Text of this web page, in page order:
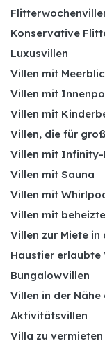
Konservative
Luxusvillen
Villen mit
Villen mit
Villen mit
Villen, die für
Villen mit Infinity-
Villen mit Sauna
Villen mit
Villen mit
Villen zur Miete in
Haustier erlaubte
Bungalowvillen
Villen in der Nähe
Aktivitätsvillen
Villa zu